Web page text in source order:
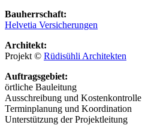
Bauherrschaft:
Helvetia Versicherungen
Architekt:
Projekt © Rüdisühli Architekten
Auftragsgebiet:
örtliche Bauleitung
Ausschreibung und Kostenkontrolle
Terminplanung und Koordination
Unterstützung der Projektleitung